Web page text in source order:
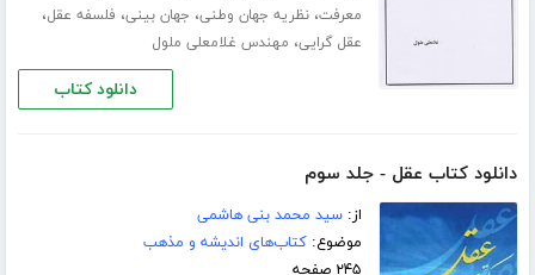
معرفت،نظریه جهان وطنی، جهان بینی، فلسفه عقل،
عقل گرایی، مهندس غلامعلی ملول
دانلود کتاب
دانلود کتاب عقل - جلد سوم
از:سید محمد بنی هاشمی
موضوع:کتاب‌های اندیشه و مذهب
۲۴۵ صفحه